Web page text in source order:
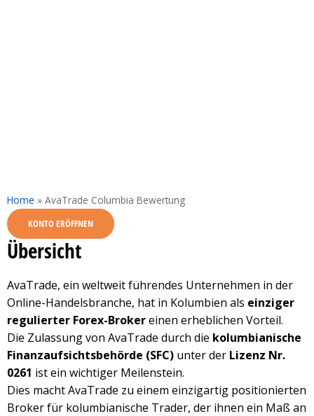
Home » AvaTrade Columbia Bewertung
KONTO ERÖFFNEN
Übersicht
AvaTrade, ein weltweit führendes Unternehmen in der
Online-Handelsbranche, hat in Kolumbien als einziger
regulierter Forex-Brokereinen erheblichen Vorteil.
Die Zulassung von AvaTrade durch die kolumbianische
Finanzaufsichtsbehörde (SFC) unter der Lizenz Nr.
0261 ist ein wichtiger Meilenstein.
Dies macht AvaTrade zu einem einzigartig positionierten
Broker für kolumbianische Trader, der ihnen ein Maß an